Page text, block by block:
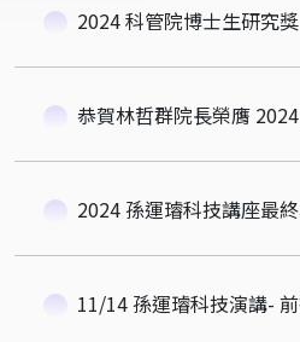
2024 科管院博士生研究獎